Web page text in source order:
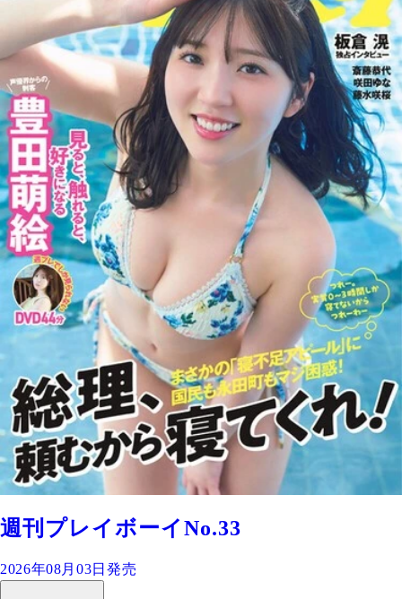
週刊プレイボーイNo.33
2026年08月03日発売